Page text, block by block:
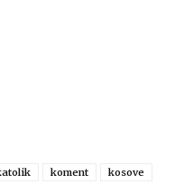
koment kosove